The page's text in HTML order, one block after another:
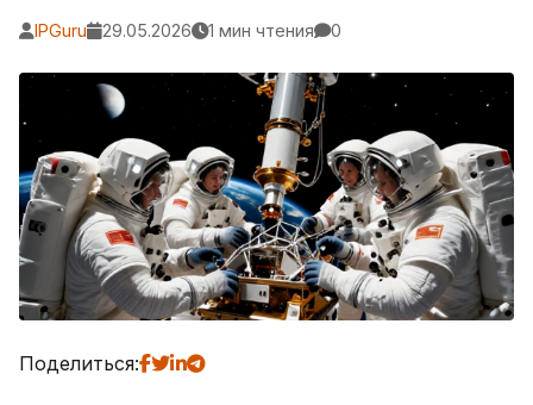
IPGuru 29.05.2026 1 мин чтения 0
Поделиться: